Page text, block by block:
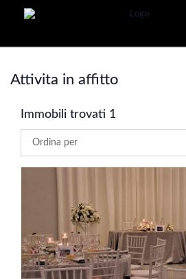
Attivita in affitto
Immobili trovati 1